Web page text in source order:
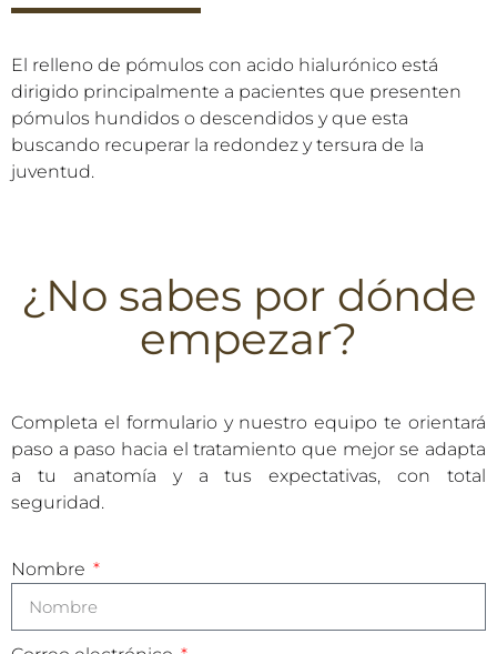
El relleno de pómulos con acido hialurónico está
dirigido principalmente a pacientes que presenten
pómulos hundidos o descendidos y que esta
buscando recuperar la redondez y tersura de la
juventud.
¿No sabes por dónde
empezar?
Completa el formulario y nuestro equipo te orientará
paso a paso hacia el tratamiento que mejor se adapta
a tu anatomía y a tus expectativas, con total
seguridad.
Nombre